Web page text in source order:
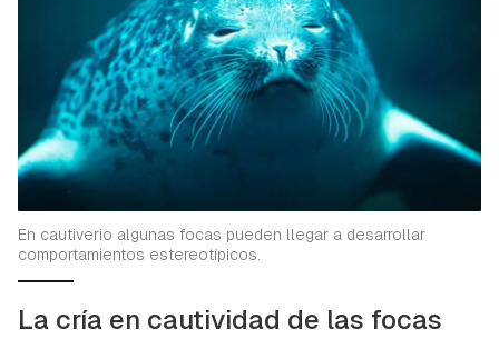
En cautiverio algunas focas pueden llegar a desarrollar
comportamientos estereotípicos.
La cría en cautividad de las focas